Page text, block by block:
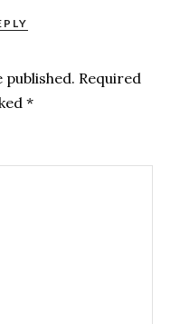
Required
*